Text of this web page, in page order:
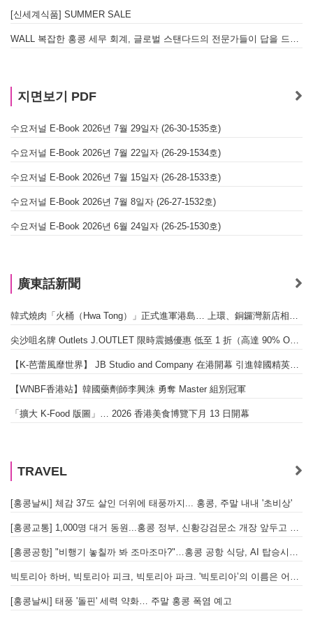
[신세계식품] SUMMER SALE
WALL 복잡한 홍콩 세무 회계, 글로벌 스탠다드의 전문가들이 답을 드립니다! - 법인설립, 회계, 감사
지면보기 PDF
수요저널 E-Book 2026년 7월 29일자 (26-30-1535호)
수요저널 E-Book 2026년 7월 22일자 (26-29-1534호)
수요저널 E-Book 2026년 7월 15일자 (26-28-1533호)
수요저널 E-Book 2026년 7월 8일자 (26-27-1532호)
수요저널 E-Book 2026년 6월 24일자 (26-25-1530호)
廣東話新聞
韓式燒肉「火桶（Hwa Tong）」正式進軍港島… 上環、銅鑼灣新店相繼開幕
尖沙咀名牌 Outlets J.OUTLET 限時震撼優惠 低至 1 折（高達 90% OFF）
【K-芭蕾風靡世界】 JB Studio and Company 在港開幕 引進韓國精英芭蕾教育系統
【WNBF香港站】韓國藥劑師李興洙 勇奪 Master 組別冠軍
「擴大 K-Food 版圖」… 2026 香港美食博覽下月 13 日開幕
TRAVEL
[홍콩날씨] 체감 37도 살인 더위에 태풍까지... 홍콩, 주말 내내 '초비상'
[홍콩교통] 1,000명 대거 동원...홍콩 정부, 신황강검문소 개장 앞두고 실전 훈련 돌입
[홍콩공항] "비행기 놓칠까 봐 조마조마?"…홍콩 공항 식당, AI 탑승시간 계산해 메뉴 추천해 준다
빅토리아 하버, 빅토리아 피크, 빅토리아 파크. '빅토리아’의 이름은 어떻게 온 걸까? - [이승권 원장의 생활칼럼]
[홍콩날씨] 태풍 '돌핀' 세력 약화… 주말 홍콩 폭염 예고